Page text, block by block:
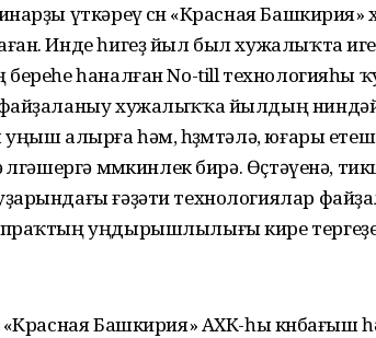
үткәреү өсөн «Красная
Инде һигеҙ йыл был хужалыҡта
береһе һаналған No-till технологияһы
хужалыҡҡа йылдың
алырға һәм, һөҙөмтәлә, юғары
өлгәшергә мөмкинлек бирә. Өҫтәүенә,
ғәҙәти технологиялар
уңдырышлылығы кире
Башкирия» АХК-һы көнбағыш